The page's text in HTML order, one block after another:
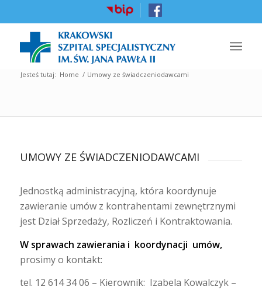
Jesteś tutaj: Home / Umowy ze świadczeniodawcami
UMOWY ZE ŚWIADCZENIODAWCAMI
Jednostką administracyjną, która koordynuje
zawieranie umów z kontrahentami zewnętrznymi
jest Dział Sprzedaży, Rozliczeń i Kontraktowania.
W sprawach zawierania i koordynacji umów,
prosimy o kontakt:
tel. 12 614 34 06 – Kierownik: Izabela Kowalczyk –